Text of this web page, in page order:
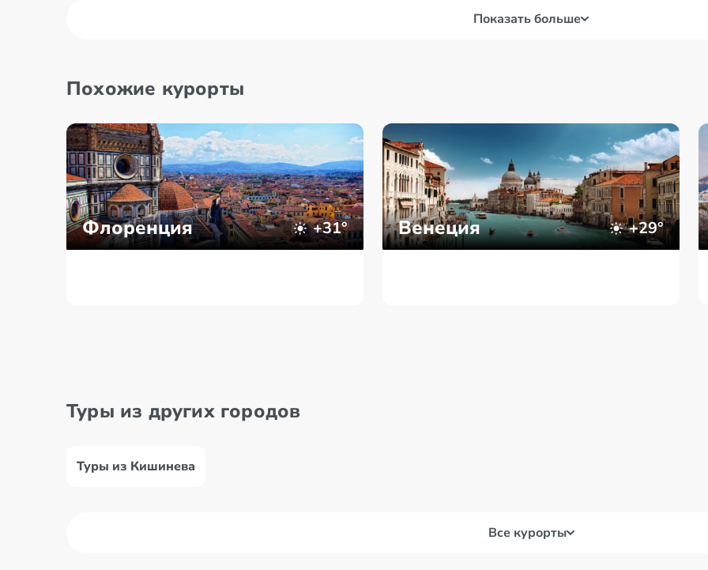
Показать больше
Похожие курорты
Флоренция +31° Венеция +29°
Туры из других городов
Туры из Кишинева
Все курорты